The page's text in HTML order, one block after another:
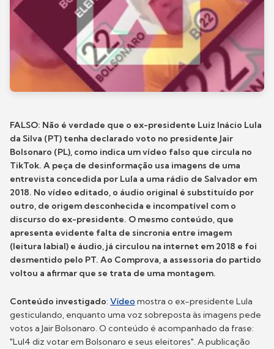
FALSO: Não é verdade que o ex-presidente Luiz Inácio Lula
da Silva (PT) tenha declarado voto no presidente Jair
Bolsonaro (PL), como indica um vídeo falso que circula no
TikTok. A peça de desinformação usa imagens de uma
entrevista concedida por Lula a uma rádio de Salvador em
2018. No vídeo editado, o áudio original é substituído por
outro, de origem desconhecida e incompatível com o
discurso do ex-presidente. O mesmo conteúdo, que
apresenta evidente falta de sincronia entre imagem
(leitura labial) e áudio, já circulou na internet em 2018 e foi
desmentido pelo PT. Ao Comprova, a assessoria do partido
voltou a afirmar que se trata de uma montagem.
Conteúdo investigado: Vídeo mostra o ex-presidente Lula
gesticulando, enquanto uma voz sobreposta às imagens pede
votos a Jair Bolsonaro. O conteúdo é acompanhado da frase:
"Lul4 diz votar em Bolsonaro e seus eleitores". A publicação